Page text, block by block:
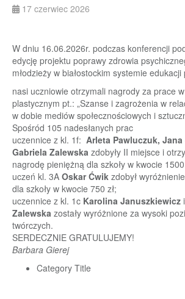
17 czerwiec 2026
W dniu 16.06.2026r. podczas konferencji
edycję projektu poprawy zdrowia
młodzieży w białostockim systemie edukacji
nasi uczniowie otrzymali nagrody za prace
plastycznym pt.: „Szanse i zagrożenia w
w dobie mediów społecznościowych i
Spośród 105 nadesłanych prac
uczennice z kl. 1f: Arleta Pawluczuk,
Gabriela Zalewska zdobyły II miejsce i
nagrodę pieniężną dla szkoły w kwocie 1500
uczeń kl. 3A Oskar Ćwik zdobył
dla szkoły w kwocie 750 zł;
uczennice z kl. 1c Karolina Januszkiewicz i
Zalewska zostały wyróżnione za wysoki
twórczych.
SERDECZNIE GRATULUJEMY!
Barbara Gierej
Category Title